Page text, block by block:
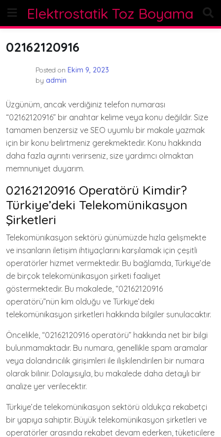
content
Elektrostatik Toz Boyama
02162120916
Posted on Ekim 9, 2023
by admin
Üzgünüm, ancak verdiğiniz telefon numarası
“02162120916” bir anahtar kelime veya konu değildir. Size
tamamen benzersiz ve SEO uyumlu bir makale yazmak
için bir konu belirtmeniz gerekmektedir. Konu hakkında
daha fazla ayrıntı verirseniz, size yardımcı olmaktan
memnuniyet duyarım.
02162120916 Operatörü Kimdir?
Türkiye’deki Telekomünikasyon
Şirketleri
Telekomünikasyon sektörü günümüzde hızla gelişmekte
ve insanların iletişim ihtiyaçlarını karşılamak için çeşitli
operatörler hizmet vermektedir. Bu bağlamda, Türkiye’de
de birçok telekomünikasyon şirketi faaliyet
göstermektedir. Bu makalede, “02162120916
operatörü”nün kim olduğu ve Türkiye’deki
telekomünikasyon şirketleri hakkında bilgiler sunulacaktır.
Öncelikle, “02162120916 operatörü” hakkında net bir bilgi
bulunmamaktadır. Bu numara, genellikle spam aramalar
veya dolandırıcılık girişimleri ile ilişkilendirilen bir numara
olarak bilinir. Dolayısıyla, bu makalede daha detaylı bir
analize yer verilecektir.
Türkiye’de telekomünikasyon sektörü oldukça rekabetçi
bir yapıya sahiptir. Büyük telekomünikasyon şirketleri ve
operatörler arasında rekabet devam ederken, tüketicilere